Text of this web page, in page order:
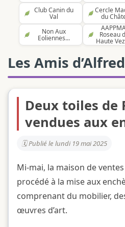
Club Canin du
Val
Cercle
du
Non Aux
Eoliennes... Roseau
Haute
Les Amis
Deux toiles de
vendues aux
Publié le lundi 19 mai 2025
Mi-mai, la maison de
procédé à la mise aux
comprenant du mobilier,
œuvres d’art.